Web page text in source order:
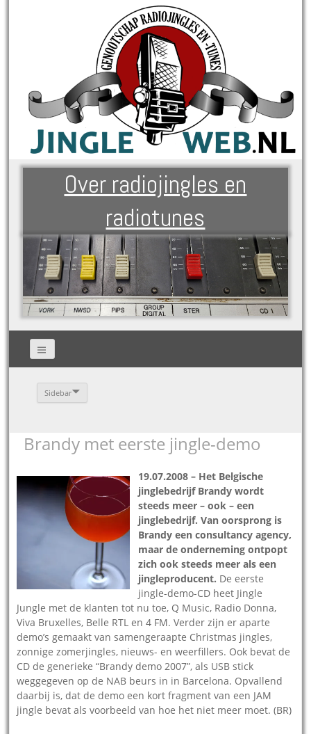
Over radiojingles en
radiotunes
Sidebar
Brandy met eerste jingle-demo
19.07.2008 – Het Belgische
jinglebedrijf Brandy wordt
steeds meer – ook – een
jinglebedrijf. Van oorsprong is
Brandy een consultancy agency,
maar de onderneming ontpopt
zich ook steeds meer als een
jingleproducent. De eerste
jingle-demo-CD heet Jingle
Jungle met de klanten tot nu toe, Q Music, Radio Donna,
Viva Bruxelles, Belle RTL en 4 FM. Verder zijn er aparte
demo’s gemaakt van samengeraapte Christmas jingles,
zonnige zomerjingles, nieuws- en weerfillers. Ook bevat de
CD de generieke “Brandy demo 2007”, als USB stick
weggegeven op de NAB beurs in in Barcelona. Opvallend
daarbij is, dat de demo een kort fragment van een JAM
jingle bevat als voorbeeld van hoe het niet meer moet. (BR)